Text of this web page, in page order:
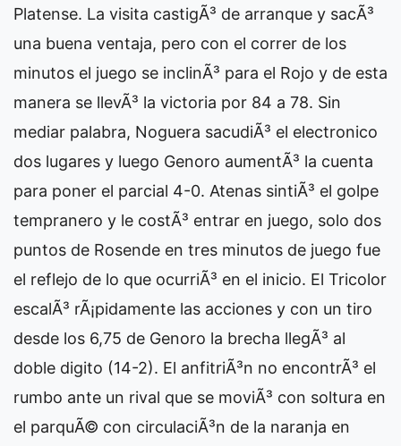
Platense. La visita castigÃ³ de arranque y sacÃ³
una buena ventaja, pero con el correr de los
minutos el juego se inclinÃ³ para el Rojo y de esta
manera se llevÃ³ la victoria por 84 a 78. Sin
mediar palabra, Noguera sacudiÃ³ el electronico
dos lugares y luego Genoro aumentÃ³ la cuenta
para poner el parcial 4-0. Atenas sintiÃ³ el golpe
tempranero y le costÃ³ entrar en juego, solo dos
puntos de Rosende en tres minutos de juego fue
el reflejo de lo que ocurriÃ³ en el inicio. El Tricolor
escalÃ³ rÃ¡pidamente las acciones y con un tiro
desde los 6,75 de Genoro la brecha llegÃ³ al
doble digito (14-2). El anfitriÃ³n no encontrÃ³ el
rumbo ante un rival que se moviÃ³ con soltura en
el parquÃ© con circulaciÃ³n de la naranja en